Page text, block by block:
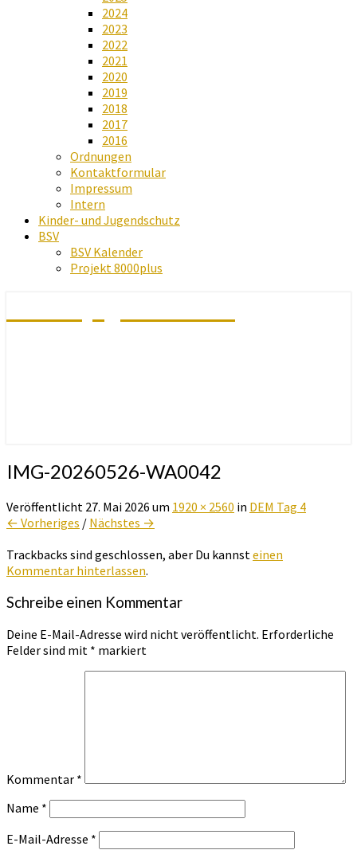
2024
2023
2022
2021
2020
2019
2018
2017
2016
Ordnungen
Kontaktformular
Impressum
Intern
Kinder- und Jugendschutz
BSV
BSV Kalender
Projekt 8000plus
IMG-20260526-WA0042
Veröffentlicht 27. Mai 2026 um 1920 × 2560 in DEM Tag 4
← Vorheriges / Nächstes →
Trackbacks sind geschlossen, aber Du kannsteinen
Kommentar hinterlassen.
Schreibe einen Kommentar
Deine E-Mail-Adresse wird nicht veröffentlicht. Erforderliche
Felder sind mit * markiert
Kommentar *
Name *
E-Mail-Adresse *